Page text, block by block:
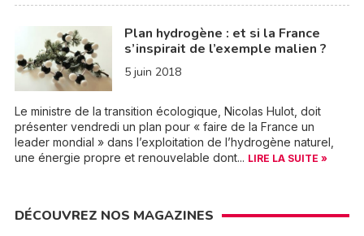
Plan hydrogène : et si la France
s’inspirait de l’exemple malien ?
5 juin 2018
Le ministre de la transition écologique, Nicolas Hulot, doit
présenter vendredi un plan pour « faire de la France un
leader mondial » dans l’exploitation de l’hydrogène naturel,
une énergie propre et renouvelable dont... LIRE LA SUITE »
DÉCOUVREZ NOS MAGAZINES